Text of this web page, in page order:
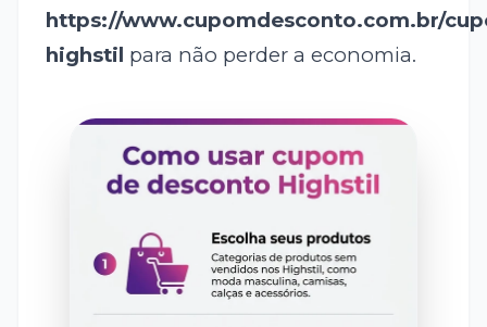
https://www.cupomdesconto.com.br/
highstil para não perder a economia.